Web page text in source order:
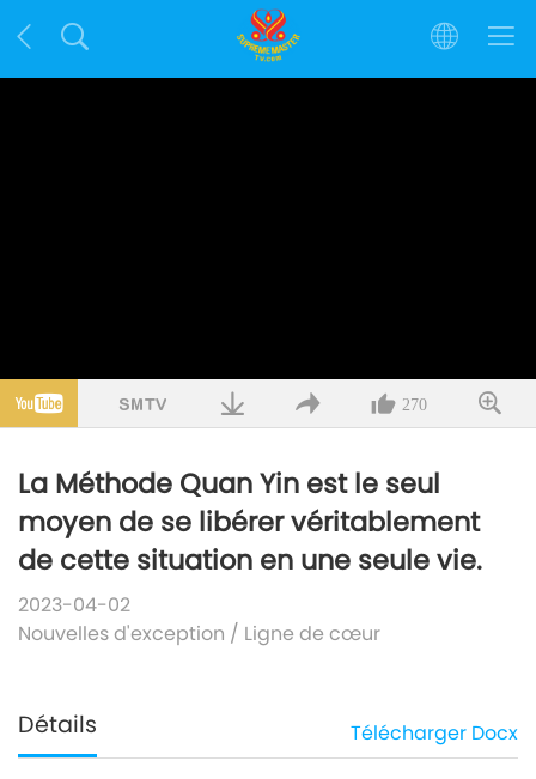
270
La Méthode Quan Yin est le seul
moyen de se libérer véritablement
de cette situation en une seule vie.
2023-04-02
Nouvelles d'exception / Ligne de cœur
Détails Télécharger Docx